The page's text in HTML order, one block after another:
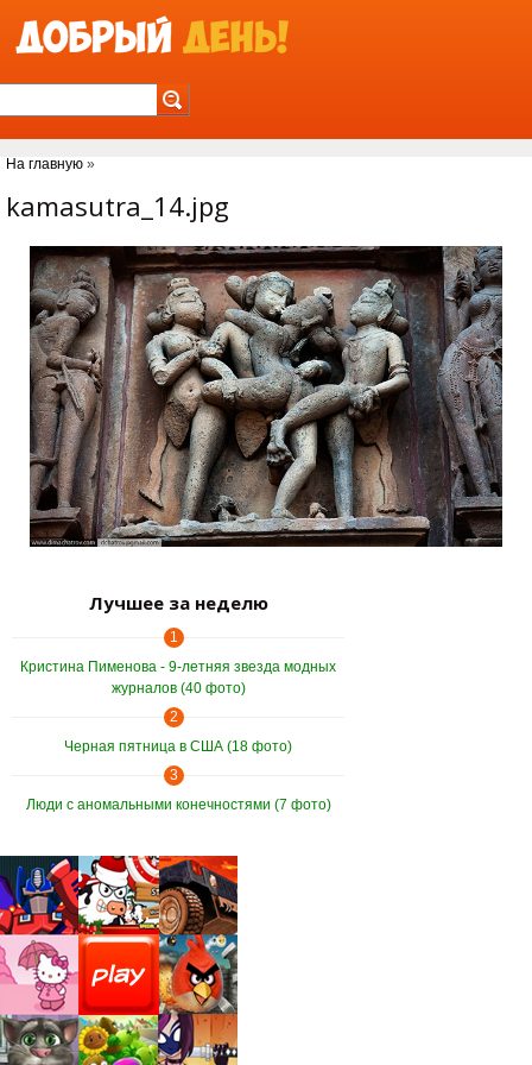
На главную »
kamasutra_14.jpg
Лучшее за неделю
1
Кристина Пименова - 9-летняя звезда модных
журналов (40 фото)
2
Черная пятница в США (18 фото)
3
Люди с аномальными конечностями (7 фото)